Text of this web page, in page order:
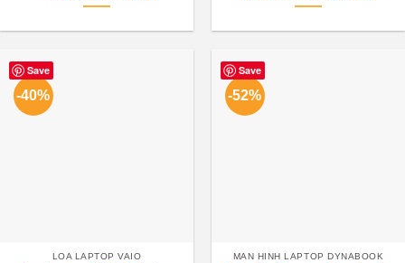
Save
-40%
LOA LAPTOP VAIO
Save
-52%
MAN HINH LAPTOP DYNABOOK